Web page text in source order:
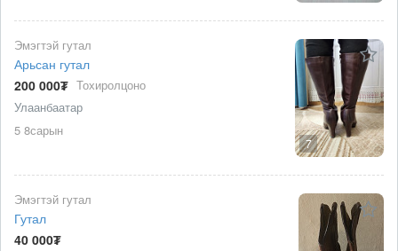
7
Эмэгтэй гутал
Арьсан гутал
200 000₮ Тохиролцоно
Улаанбаатар
5 8сарын
Эмэгтэй гутал
Гутал
40 000₮